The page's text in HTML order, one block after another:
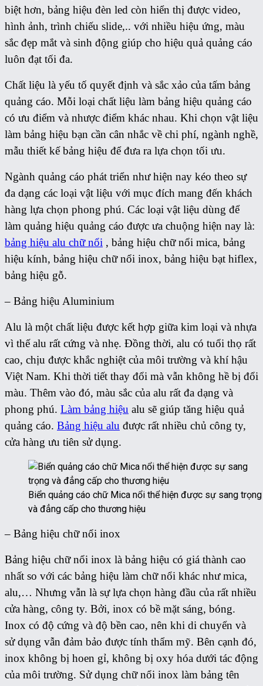
biệt hơn, bảng hiệu đèn led còn hiển thị được video,
hình ảnh, trình chiếu slide,.. với nhiều hiệu ứng, màu
sắc đẹp mắt và sinh động giúp cho hiệu quả quảng cáo
luôn đạt tối đa.
Chất liệu là yếu tố quyết định và sắc xảo của tấm bảng
quảng cáo. Mỗi loại chất liệu làm bảng hiệu quảng cáo
có ưu điểm và nhược điểm khác nhau. Khi chọn vật liệu
làm bảng hiệu bạn cần cân nhắc về chi phí, ngành nghề,
mẫu thiết kế bảng hiệu để đưa ra lựa chọn tối ưu.
Ngành quảng cáo phát triển như hiện nay kéo theo sự
đa dạng các loại vật liệu với mục đích mang đến khách
hàng lựa chọn phong phú. Các loại vật liệu dùng để
làm quảng hiệu quảng cáo được ưa chuộng hiện nay là:
bảng hiệu alu chữ nổi , bảng hiệu chữ nổi mica, bảng
hiệu kính, bảng hiệu chữ nổi inox, bảng hiệu bạt hiflex,
bảng hiệu gỗ.
– Bảng hiệu Aluminium
Alu là một chất liệu được kết hợp giữa kim loại và nhựa
vì thế alu rất cứng và nhẹ. Đồng thời, alu có tuổi thọ rất
cao, chịu được khắc nghiệt của môi trường và khí hậu
Việt Nam. Khi thời tiết thay đổi mà vẫn không hề bị đổi
màu. Thêm vào đó, màu sắc của alu rất đa dạng và
phong phú. Làm bảng hiệu alu sẽ giúp tăng hiệu quả
quảng cáo. Bảng hiệu alu được rất nhiều chủ công ty,
cửa hàng ưu tiên sử dụng.
Biển quảng cáo chữ Mica nổi thể hiện được sự sang trọng
và đẳng cấp cho thương hiệu
– Bảng hiệu chữ nổi inox
Bảng hiệu chữ nổi inox là bảng hiệu có giá thành cao
nhất so với các bảng hiệu làm chữ nổi khác như mica,
alu,… Nhưng vẫn là sự lựa chọn hàng đầu của rất nhiều
cửa hàng, công ty. Bởi, inox có bề mặt sáng, bóng.
Inox có độ cứng và độ bền cao, nên khi di chuyển và
sử dụng vẫn đảm bảo được tính thẩm mỹ. Bên cạnh đó,
inox không bị hoen gỉ, không bị oxy hóa dưới tác động
của môi trường. Sử dụng chữ nổi inox làm bảng tên